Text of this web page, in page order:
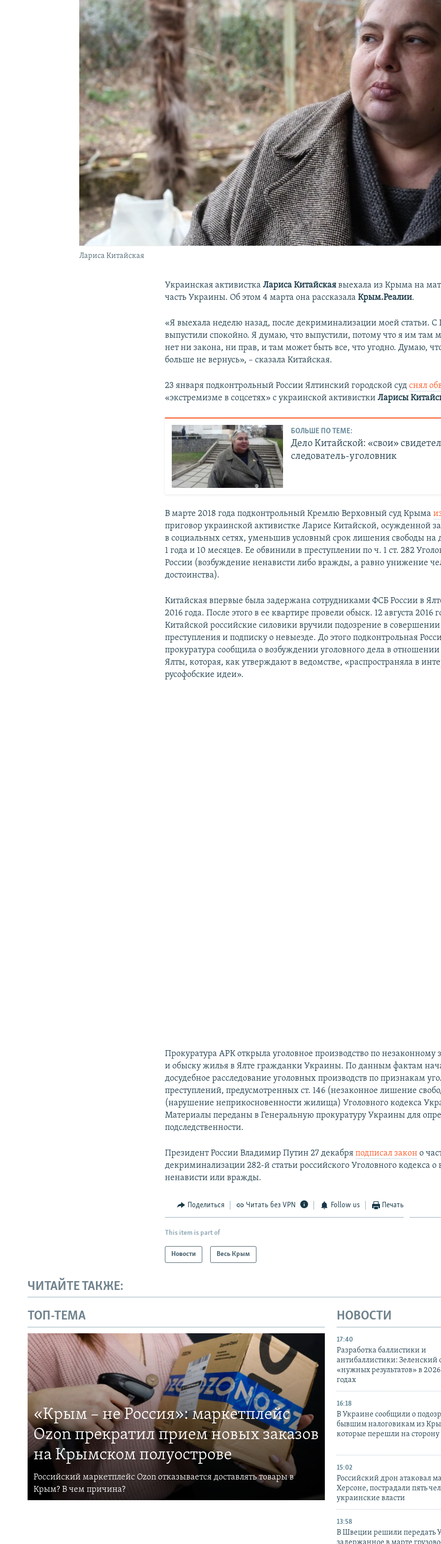
КРЫМ.НЕПОКОРЕННЫЙ
УКРАИНСКАЯ ПРОБЛЕМА КРЫМА
Лариса Китайская
Украинская активистка​Лариса Китайская выехала из Крыма на
часть Украины. Об этом 4 марта она рассказалаКрым.Реалии.
«Я выехала неделю назад, после декриминализации моей статьи.
выпустили спокойно. Я думаю, что выпустили, потому что я им там
нет ни закона, ни прав, и там может быть все, что угодно. Думаю,
больше не вернусь», – сказала Китайская.
23 января подконтрольный России Ялтинский городской судснял
«экстремизме в соцсетях» с украинской активисткиЛарисы
БОЛЬШЕ ПО ТЕМЕ:
Дело Китайской: «свои»
следователь-уголовник
​В марте 2018 года подконтрольный Кремлю Верховный суд Крыма
приговор украинской активистке Ларисе Китайской, осужденной
в социальных сетях, уменьшив условный срок лишения свободы на
1 года и 10 месяцев. Ее обвинили в преступлении по ч. 1 ст. 282
России (возбуждение ненависти либо вражды, а равно унижение
достоинства).​
Китайская впервые была задержана сотрудниками ФСБ России в
2016 года. После этого в ее квартире провели обыск. 12 августа 2016
Китайской российские силовики вручили подозрение в совершении
преступления и подписку о невыезде. До этого подконтрольная
прокуратура сообщила о возбуждении уголовного дела в
Ялты, которая, как утверждают в ведомстве, «распространяла в
русофобские идеи».
Прокуратура АРК открыла уголовное производство по
и обыску жилья в Ялте гражданки Украины. По данным фактам
досудебное расследование уголовных производств по признакам
преступлений, предусмотренных ст. 146 (незаконное лишение
(нарушение неприкосновенности жилища) Уголовного кодекса
Материалы переданы в Генеральную прокуратуру Украины для
подследственности.
Президент России Владимир Путин 27 декабряподписал закон о
декриминализации 282-й статьи российского Уголовного кодекса
ненависти или вражды.
Поделиться Читать без VPN Follow us Печать
This item is part of
Новости Весь Крым
ЧИТАЙТЕ ТАКЖЕ:
ТОП-ТЕМА
«Крым – не Россия»: маркетплейс
Ozon прекратил прием новых заказов
на Крымском полуострове
Российский маркетплейс Ozon отказывается доставлять товары в
Крым? В чем причина?
НОВОСТИ
17:40
Разработка баллистики и
антибаллистики: Зеленский
«нужных результатов» в
годах
16:18
В Украине сообщили о
бывшим налоговикам из
которые перешли на
15:02
Российский дрон атаковал
Херсоне, пострадали пять
украинские власти
13:58
В Швеции решили передать
задержанное в марте